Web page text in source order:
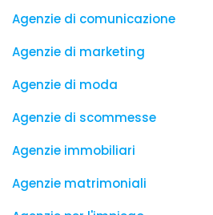
Agenzie di comunicazione
Agenzie di marketing
Agenzie di moda
Agenzie di scommesse
Agenzie immobiliari
Agenzie matrimoniali